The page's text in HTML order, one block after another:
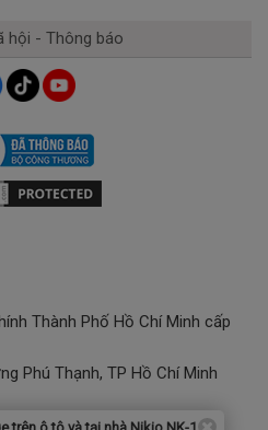
hội - Thông báo
Thành Phố Hồ Chí Minh cấp
Phú Thạnh, TP Hồ Chí Minh